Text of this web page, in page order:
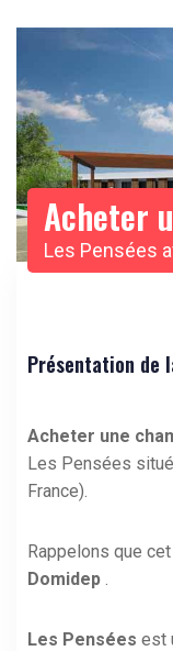
Acheter
Les Pensées
Présentation de
Acheter une
Les Pensées
France).
Rappelons que
Domidep
Les Pensées est